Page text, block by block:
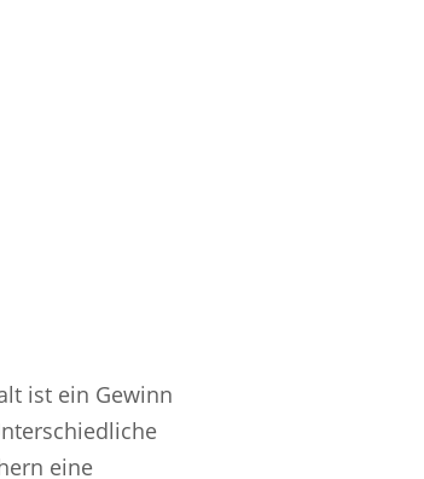
ist ein Gewinn
eine